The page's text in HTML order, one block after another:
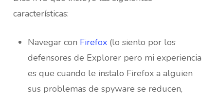
características:
Navegar con Firefox(lo siento por los
defensores de Explorer pero mi experiencia
es que cuando le instalo Firefox a alguien
sus problemas de spyware se reducen,